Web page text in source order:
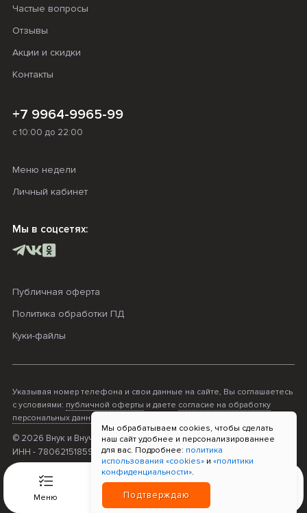
Мы обрабатываем cookies, чтобы сделать
наш сайт удобнее и персонализированнее
для вас. Подробнее: политика
использования «cookies» и «политики
конфиденциальности».
Подтверждаю
Меню Связь Корзина
Частые вопросы
Отзывы
Акции и скидки
Контакты
+7 9964-9965-99
с 10:00 до 22:00
Меню недели
Личный кабинет
Мы в соцсетях:
Публичная оферта
Политика обработки ПД
Куки-файлы
Указывая номер телефона и свои данные на сайте, Вы соглашаетесь
с условиями: публичной оферты и даете согласие на обработку
персональных данных
© 2026 Внук и Внучка. ОГРНИП - 316470400068995;
ИНН - 780621518596; Прием платежей «Т-Банк»